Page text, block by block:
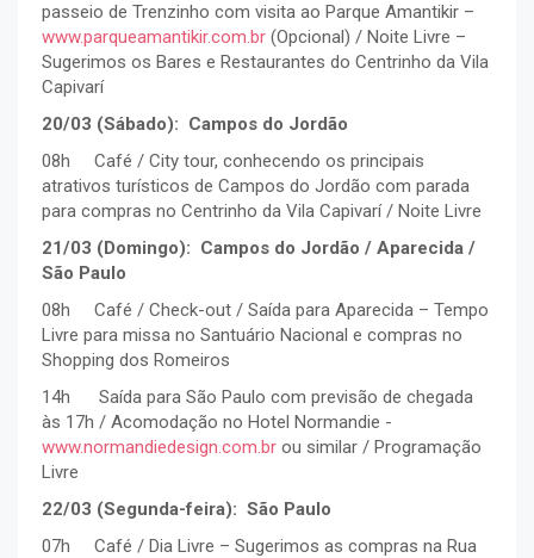
passeio de Trenzinho com visita ao Parque Amantikir –
www.parqueamantikir.com.br (Opcional) / Noite Livre –
Sugerimos os Bares e Restaurantes do Centrinho da Vila
Capivarí
20/03 (Sábado): Campos do Jordão
08h Café / City tour, conhecendo os principais
atrativos turísticos de Campos do Jordão com parada
para compras no Centrinho da Vila Capivarí / Noite Livre
21/03 (Domingo): Campos do Jordão / Aparecida /
São Paulo
08h Café / Check-out / Saída para Aparecida – Tempo
Livre para missa no Santuário Nacional e compras no
Shopping dos Romeiros
14h Saída para São Paulo com previsão de chegada
às 17h / Acomodação no Hotel Normandie -
www.normandiedesign.com.br ou similar / Programação
Livre
22/03 (Segunda-feira): São Paulo
07h Café / Dia Livre – Sugerimos as compras na Rua